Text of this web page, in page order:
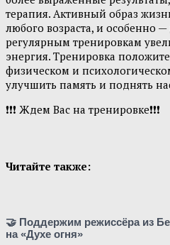
терапия. Активный образ
любого возраста, и особенно
регулярным тренировкам
энергия. Тренировка
физическом и
улучшить память и поднять
❗❗❗ Ждем Вас на тренировке❗❗❗
Читайте также:
🤝 Поддержим режиссёра из
на «Духе огня»